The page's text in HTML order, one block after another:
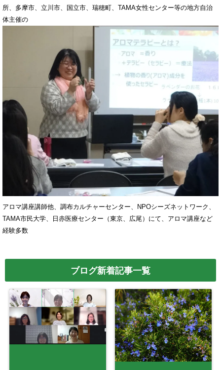
所、多摩市、立川市、国立市、瑞穂町、TAMA女性センター等の地方自治
体主催の
アロマ講座講師他、調布カルチャーセンター、NPOシーズネットワーク、
TAMA市民大学、日赤医療センター（東京、広尾）にて、アロマ講座など
経験多数
ブログ新着記事一覧